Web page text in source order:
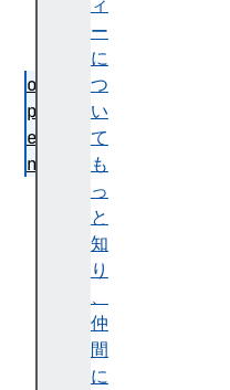
ィ
ー
に
つ
い
て
も
っ
と
知
り
、
仲
間
に
o
p
e
n